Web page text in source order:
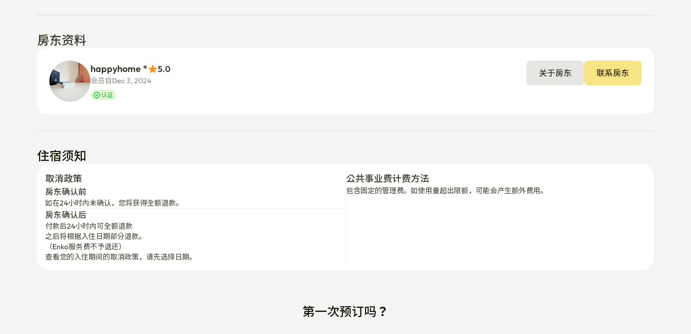
房东资料
happyhome * 5.0
会员自Dec 3, 2024
认证
关于房东 联系房东
住宿须知
取消政策
房东确认前
如在24小时内未确认，您将获得全额退款。
房东确认后
付款后24小时内可全额退款
之后将根据入住日期部分退款。
（Enko服务费不予退还）
查看您的入住期间的取消政策，请先选择日期。
公共事业费计费方法
包含固定的管理费。如使用量超出限额，可能会产生额外费用。
第一次预订吗？